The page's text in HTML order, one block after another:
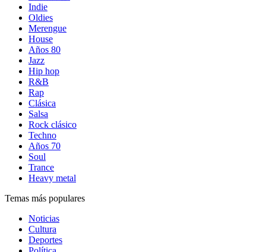
Indie
Oldies
Merengue
House
Años 80
Jazz
Hip hop
R&B
Rap
Clásica
Salsa
Rock clásico
Techno
Años 70
Soul
Trance
Heavy metal
Temas más populares
Noticias
Cultura
Deportes